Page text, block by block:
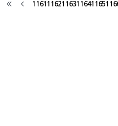
1161 1162116311641165